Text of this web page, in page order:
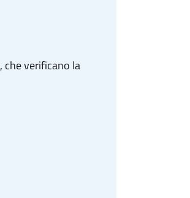
, che verificano la